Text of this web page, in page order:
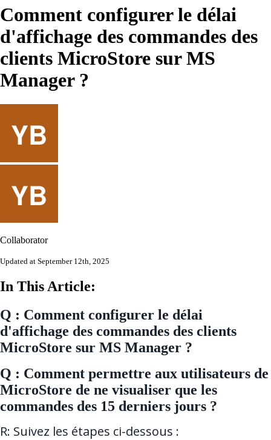
Comment configurer le délai
d'affichage des commandes des
clients MicroStore sur MS
Manager ?
Collaborator
Updated at September 12th, 2025
In This Article:
Q : Comment configurer le délai
d'affichage des commandes des clients
MicroStore sur MS Manager ?
Q : Comment permettre aux utilisateurs de
MicroStore de ne visualiser que les
commandes des 15 derniers jours ?
R: Suivez les étapes ci-dessous :